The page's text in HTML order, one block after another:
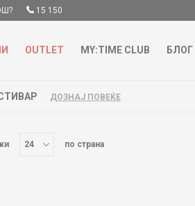
15 150
OUTLET MY:TIME CLUB БЛОГ
ДОЗНАЈ ПОВЕЌЕ
по страна